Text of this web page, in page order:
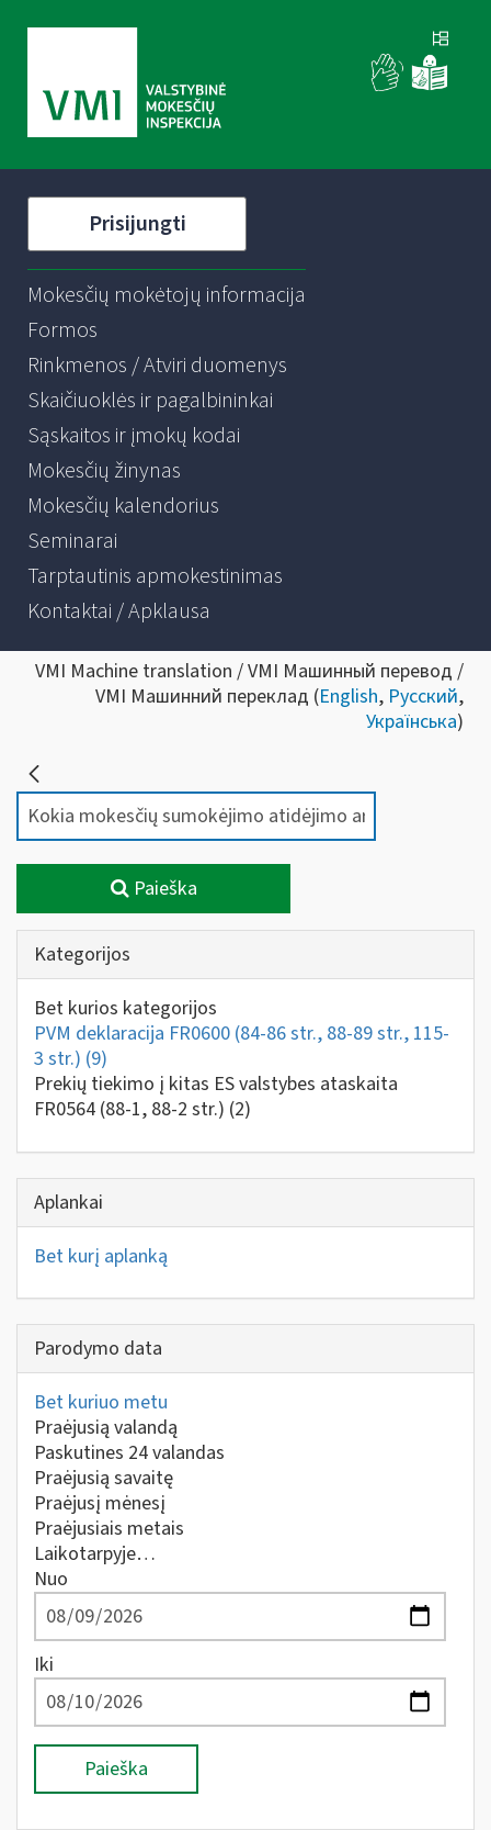
Prisijungti
Mokesčių mokėtojų informacija
Formos
Rinkmenos / Atviri duomenys
Skaičiuoklės ir pagalbininkai
Sąskaitos ir įmokų kodai
Mokesčių žinynas
Mokesčių kalendorius
Seminarai
Tarptautinis apmokestinimas
Kontaktai / Apklausa
VMI Machine translation / VMI Машинный перевод /
VMI Машинний переклад (English, Русский,
Українська)
Paieška
Kategorijos
Bet kurios kategorijos
PVM deklaracija FR0600 (84-86 str., 88-89 str., 115-
3 str.) (9)
Prekių tiekimo į kitas ES valstybes ataskaita
FR0564 (88-1, 88-2 str.) (2)
Aplankai
Bet kurį aplanką
Parodymo data
Bet kuriuo metu
Praėjusią valandą
Paskutines 24 valandas
Praėjusią savaitę
Praėjusį mėnesį
Praėjusiais metais
Laikotarpyje…
Nuo
Iki
Paieška